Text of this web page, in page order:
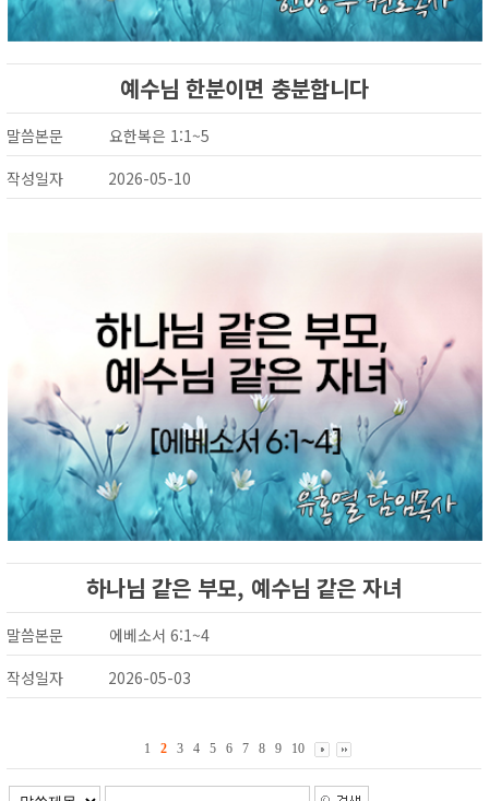
예수님 한분이면 충분합니다
말씀본문
요한복은 1:1~5
작성일자
2026-05-10
하나님 같은 부모, 예수님 같은 자녀
말씀본문
에베소서 6:1~4
작성일자
2026-05-03
1 2 3 4 5 6 7 8 9 10